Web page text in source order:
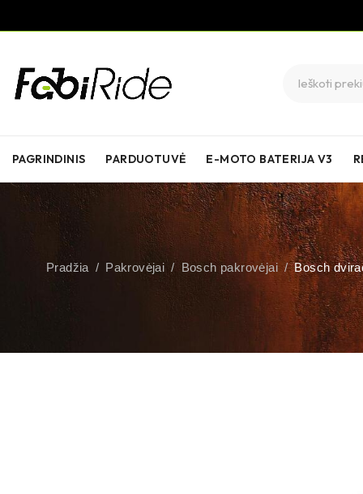
PAGRINDINIS PARDUOTUVĖ E-MOTO BATERIJA V3
Pradžia / Pakrovėjai / Bosch pakrovėjai / Bosch